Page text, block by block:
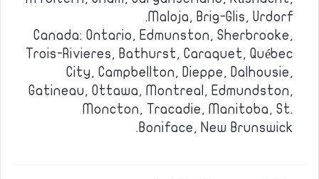
Maloja, Brig-Glis, Urdorf.
Canada: Ontario, Edmunston, Sherbrooke,
Trois-Rivieres, Bathurst, Caraquet, Québec
City, Campbellton, Dieppe, Dalhousie,
Gatineau, Ottawa, Montreal, Edmundston,
Moncton, Tracadie, Manitoba, St.
Boniface, New Brunswick.